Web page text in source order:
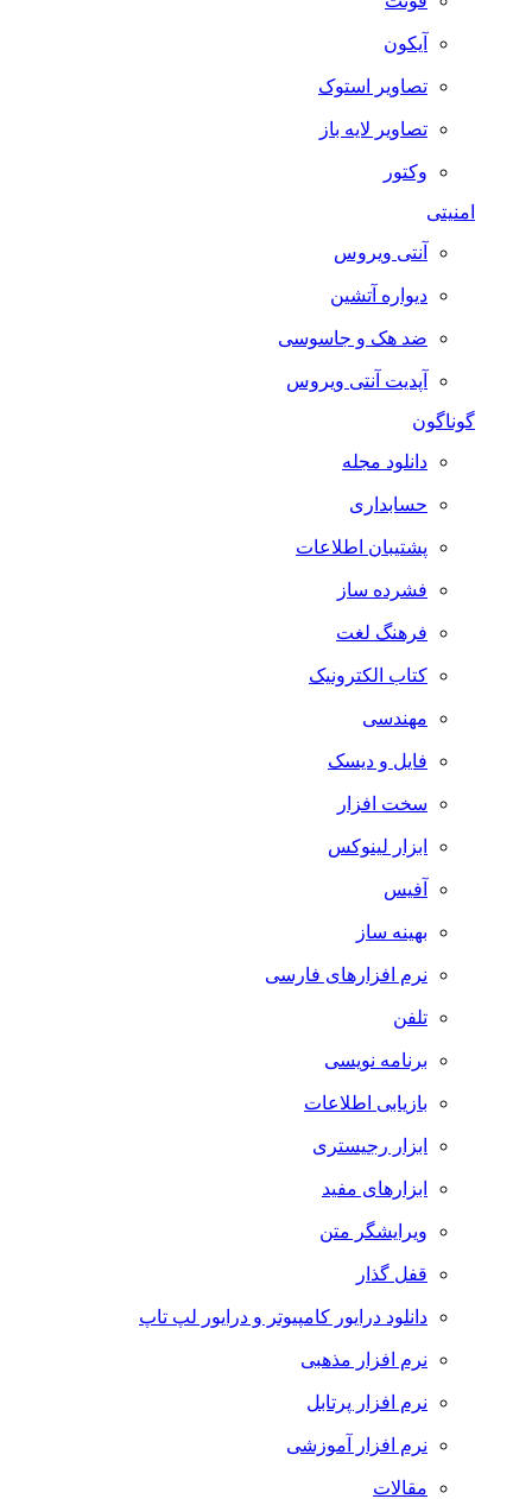
آیکون
تصاویر استوک
تصاویر لایه باز
وکتور
امنیتی
آنتی ویروس
دیواره آتشین
ضد هک و جاسوسی
آپدیت آنتی ویروس
گوناگون
دانلود مجله
حسابداری
پشتیبان اطلاعات
فشرده ساز
فرهنگ لغت
کتاب الکترونیک
مهندسی
فایل و دیسک
سخت افزار
ابزار لینوکس
آفیس
بهینه ساز
نرم افزارهای فارسی
تلفن
برنامه نویسی
بازیابی اطلاعات
ابزار رجیستری
ابزارهای مفید
ویرایشگر متن
قفل گذار
دانلود درایور کامپیوتر و درایور لپ تاپ
نرم افزار مذهبی
نرم افزار پرتابل
نرم افزار آموزشی
مقالات